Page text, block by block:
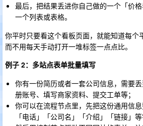
最后，把结果丢进你自己做的一个「价
一个列表或表格。
你平时只要看这个看板页面，就能知道每个
而不用每天手动打开一堆标签一点点比。
例子 2：多站点表单批量填写
你有一份简历或者一套公司信息，需要
册账号、填写商家资料、提交工单等；
你可以在流程节点里，先把这份通用信息
「电话」「公司名」「介绍」「链接」等